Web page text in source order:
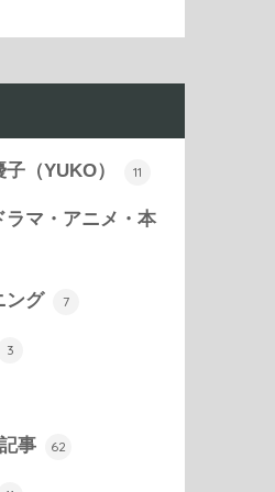
（YUKO） 11
ラマ・アニメ・本
ング 7
3
事 62